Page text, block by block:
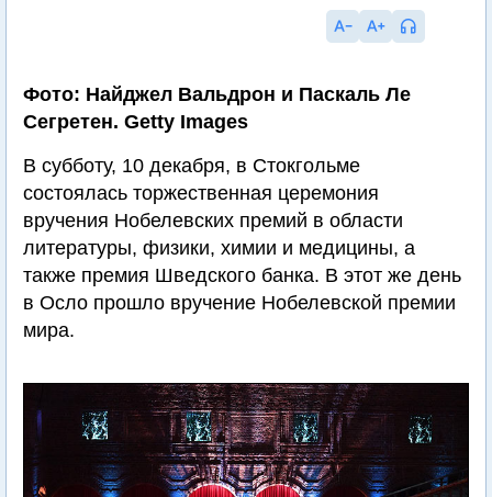
Фото: Найджел Вальдрон и Паскаль Ле
Сегретен. Getty Images
В субботу, 10 декабря, в Стокгольме
состоялась торжественная церемония
вручения Нобелевских премий в области
литературы, физики, химии и медицины, а
также премия Шведского банка. В этот же день
в Осло прошло вручение Нобелевской премии
мира.